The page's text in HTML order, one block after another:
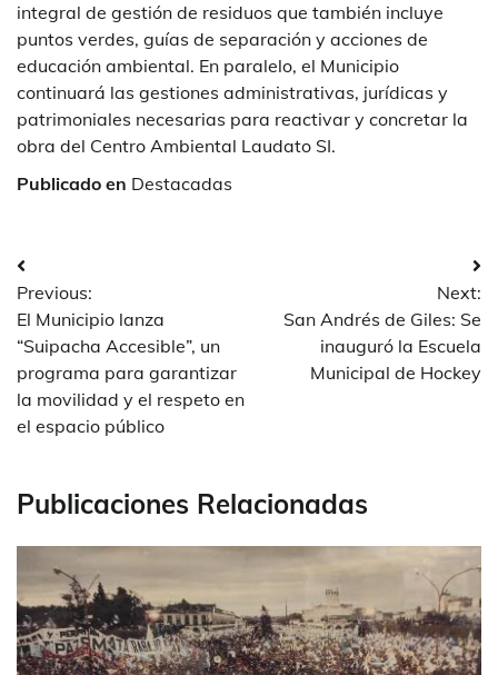
integral de gestión de residuos que también incluye
puntos verdes, guías de separación y acciones de
educación ambiental. En paralelo, el Municipio
continuará las gestiones administrativas, jurídicas y
patrimoniales necesarias para reactivar y concretar la
obra del Centro Ambiental Laudato SI.
Publicado en Destacadas
Navegación
de
entradas
Previous:
El Municipio lanza
“Suipacha Accesible”, un
programa para garantizar
la movilidad y el respeto en
el espacio público
Next:
San Andrés de Giles: Se
inauguró la Escuela
Municipal de Hockey
Publicaciones Relacionadas